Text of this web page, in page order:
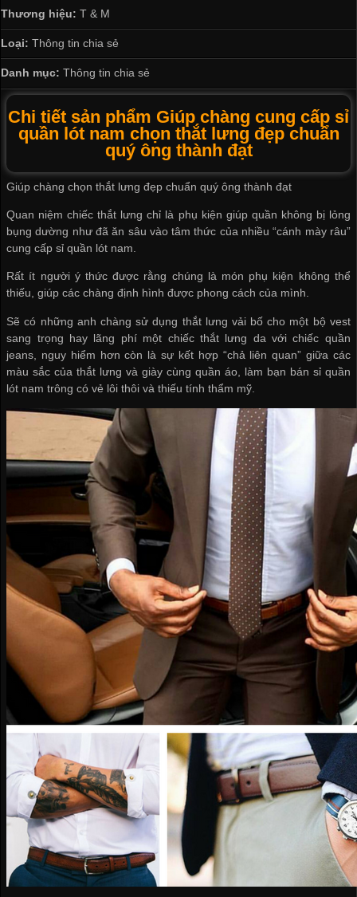
Thương hiệu: T & M
Loại: Thông tin chia sẻ
Danh mục: Thông tin chia sẻ
Chi tiết sản phẩm Giúp chàng cung cấp sỉ
quần lót nam chọn thắt lưng đẹp chuẩn
quý ông thành đạt
Giúp chàng chọn thắt lưng đẹp chuẩn quý ông thành đạt
Quan niệm chiếc thắt lưng chỉ là phụ kiện giúp quần không bị lỏng
bụng dường như đã ăn sâu vào tâm thức của nhiều “cánh mày râu”
cung cấp sỉ quần lót nam
Rất ít người ý thức được rằng chúng là món phụ kiện không thể
thiếu, giúp các chàng định hình được phong cách của mình.
Sẽ có những anh chàng sử dụng thắt lưng vải bố cho một bộ vest
sang trọng hay lãng phí một chiếc thắt lưng da với chiếc quần
jeans, nguy hiểm hơn còn là sự kết hợp “chả liên quan” giữa các
màu sắc của thắt lưng và giày cùng quần áo, làm bạn bán sỉ quần
lót nam trông có vẻ lôi thôi và thiếu tính thẩm mỹ.